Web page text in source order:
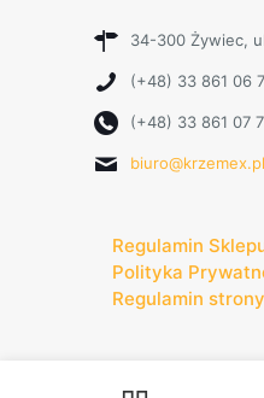
34-300 Żywiec,
(+48) 33 861 06
(+48) 33 861 07
biuro@krzemex.pl
Regulamin
Polityka
Regulamin strony